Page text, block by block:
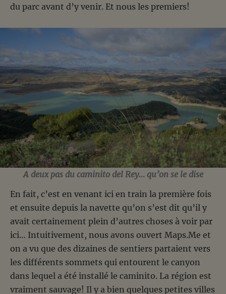
du parc avant d’y venir. Et nous les premiers!
A deux pas du caminito del Rey… qu’on se le dise
En fait, c’est en venant ici en train la première fois
et ensuite depuis la navette qu’on s’est dit qu’il y
avait certainement plein d’autres choses à voir par
ici… Intuitivement, nous avons ouvert Maps.Me et
on a vu que des dizaines de sentiers partaient vers
les différents sommets qui entourent le canyon
dans lequel a été installé le caminito. La région est
vraiment sauvage! Il y a bien quelques petites villes